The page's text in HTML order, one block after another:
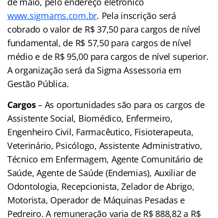
www.sigmams.com.br. Pela inscrição será
cobrado o valor de R$ 37,50 para cargos de nível
fundamental, de R$ 57,50 para cargos de nível
médio e de R$ 95,00 para cargos de nível superior.
A organização será da Sigma Assessoria em
Gestão Pública.
Cargos– As oportunidades são para os cargos de
Assistente Social, Biomédico, Enfermeiro,
Engenheiro Civil, Farmacêutico, Fisioterapeuta,
Veterinário, Psicólogo, Assistente Administrativo,
Técnico em Enfermagem, Agente Comunitário de
Saúde, Agente de Saúde (Endemias), Auxiliar de
Odontologia, Recepcionista, Zelador de Abrigo,
Motorista, Operador de Máquinas Pesadas e
Pedreiro. A remuneração varia de R$ 888,82 a R$